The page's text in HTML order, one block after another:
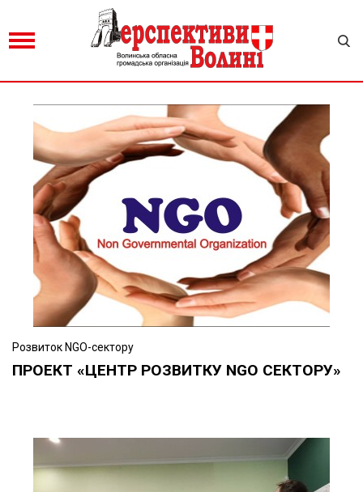
Розвиток NGO-сектору
ПРОЕКТ «ЦЕНТР РОЗВИТКУ NGO СЕКТОРУ»